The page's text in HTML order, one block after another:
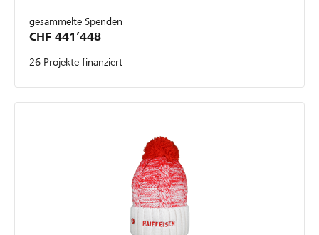
gesammelte Spenden
CHF 441’448
26 Projekte finanziert